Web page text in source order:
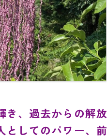
、過去からの解
してのパワー、